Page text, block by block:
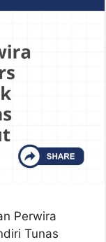
Perwira
Tunas